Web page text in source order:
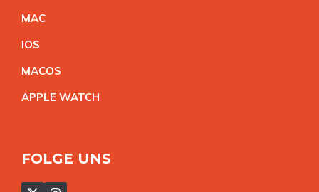
MAC
IOS
MACOS
APPLE WATCH
FOLGE UNS